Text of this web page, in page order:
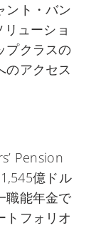
ント・バン
ューショ
プクラスの
のアクセス
Pension
億ドル
職能年金で
トフォリオ